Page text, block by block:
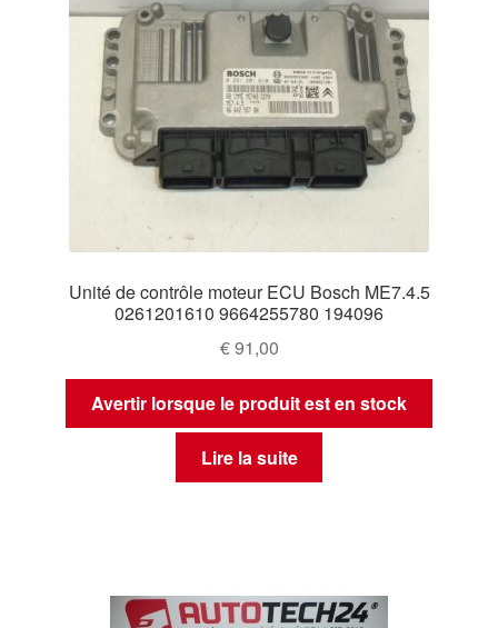
Unité de contrôle moteur ECU Bosch ME7.4.5
0261201610 9664255780 194096
€91,00
Avertir lorsque le produit est en stock
Lire la suite